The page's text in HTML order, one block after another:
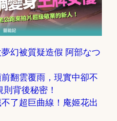
幻被質疑造假 阿部なつ
翻雲覆雨，現實中卻不
背後秘密！
了超巨曲線！庵姬花出